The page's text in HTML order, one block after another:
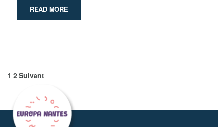
READ MORE
1 2 Suivant